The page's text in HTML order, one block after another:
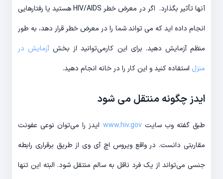
آنها تأثیر بگذارد. اگر در معرض خطر HIV/AIDS هستید یا رفتارهایی
انجام داده اید که می تواند شما را در معرض خطر قرار دهد، به طور
منظم آزمایش دهید. برای این کارمی‌توانید از بخش آزمایش در
منزل استفاده کنید و این کار را در خانه انجام دهید.
ایدز چگونه منتقل می شود
طبق گفته وب سایتwww.hiv.gov ایدز را می‌توان نوعی عفونت
مقاربتی دانست. در واقع ویروس اچ آی وی از طریق برقراری رابطه
جنسی می‌تواند از یک فرد ناقل به سالم منتقل شود. البته این تنها